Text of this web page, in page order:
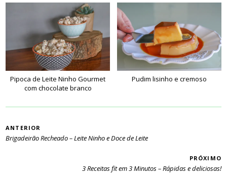
Pipoca de Leite Ninho Gourmet
com chocolate branco
Pudim lisinho e cremoso
PAGINAÇÃO
ANTERIOR
Brigadeirão Recheado – Leite Ninho e Doce de Leite
PRÓXIMO
3 Receitas fit em 3 Minutos – Rápidas e deliciosas!